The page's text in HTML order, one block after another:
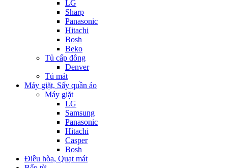
LG
Sharp
Panasonic
Hitachi
Bosh
Beko
Tủ cấp đông
Denver
Tủ mát
Máy giặt, Sấy quần áo
Máy giặt
LG
Samsung
Panasonic
Hitachi
Casper
Bosh
Điều hòa, Quạt mát